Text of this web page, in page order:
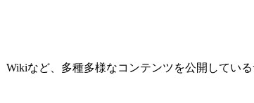
など、多種多様なコンテンツを公開している